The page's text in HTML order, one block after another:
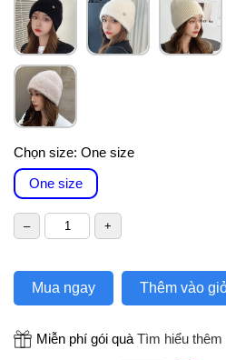
Chọn size: One size
One size
Mua ngay Thêm vào
Miễn phí gói quà Tìm hiểu thêm